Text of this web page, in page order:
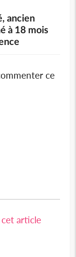
ancien
à 18 mois
ce
article